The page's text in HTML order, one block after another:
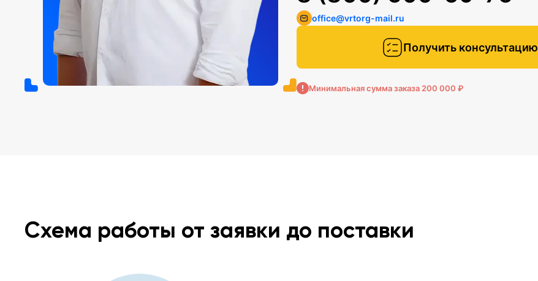
Получить консультацию
office@vrtorg-mail.ru
Минимальная сумма заказа 200 000 ₽
Схема работы от заявки до поставки